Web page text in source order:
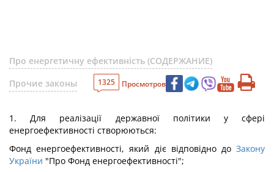
Про енергетичну ефективність (СОДЕРЖАНИЕ)
Прочие законы
1325 Просмотров
1. Для реалізації державної політики у сфері
енергоефективності створюються:
Фонд енергоефективності, який діє відповідно до Закону
України "Про Фонд енергоефективності";